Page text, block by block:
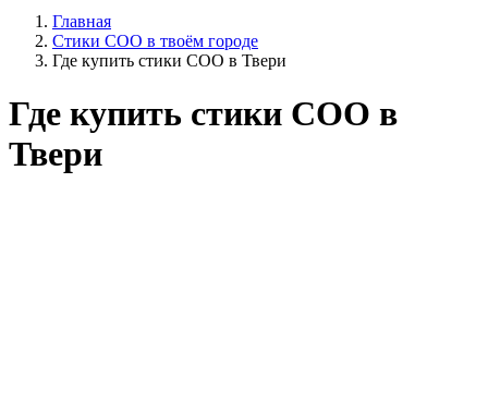
Главная
Стики COO в твоём городе
Где купить стики COO в Твери
Где купить стики COO в
Твери